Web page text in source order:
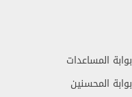
بوابة المساعدات
بوابة المحسنين